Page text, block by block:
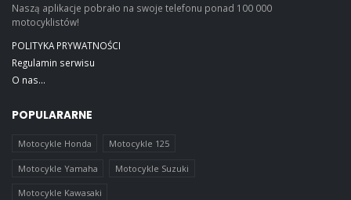
Naszą aplikacje pobrało na swoje telefonu ponad 100 000
motocyklistów!
POLITYKA PRYWATNOŚCI
Regulamin serwisu
O nas...
POPULARARNE
Motocykle Honda Motocykle 125
Motocykle Yamaha Motocykle Suzuki
Motocykle Kawasaki